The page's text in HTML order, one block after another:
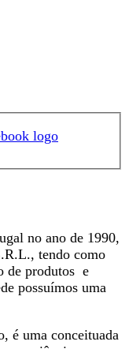
no ano de 1990,
tendo como
de produtos e
possuímos uma
é uma conceituada